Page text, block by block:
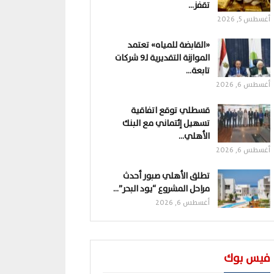
تقفز…
أغسطس 5, 2026
«القابضة للمياه» تعتمد
الموازنة التقديرية لـ9 شركات
تابعة…
أغسطس 6, 2026
قسطلي توقع اتفاقية
تسهيل إئتماني مع البنك
الأهلي…
أغسطس 6, 2026
تطلق الأهلي صبور أحدث
مراحل المشروع “يود البحر”…
أغسطس 6, 2026
فيس بوك